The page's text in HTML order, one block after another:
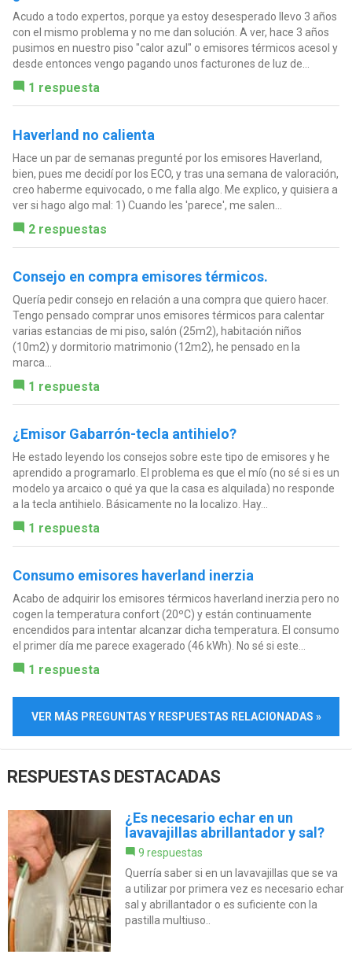
Acudo a todo expertos, porque ya estoy desesperado llevo 3 años
con el mismo problema y no me dan solución. A ver, hace 3 años
pusimos en nuestro piso "calor azul" o emisores térmicos acesol y
desde entonces vengo pagando unos facturones de luz de...
1 respuesta
Haverland no calienta
Hace un par de semanas pregunté por los emisores Haverland,
bien, pues me decidí por los ECO, y tras una semana de valoración,
creo haberme equivocado, o me falla algo. Me explico, y quisiera a
ver si hago algo mal: 1) Cuando les 'parece', me salen...
2 respuestas
Consejo en compra emisores térmicos.
Quería pedir consejo en relación a una compra que quiero hacer.
Tengo pensado comprar unos emisores térmicos para calentar
varias estancias de mi piso, salón (25m2), habitación niños
(10m2) y dormitorio matrimonio (12m2), he pensado en la
marca...
1 respuesta
¿Emisor Gabarrón-tecla antihielo?
He estado leyendo los consejos sobre este tipo de emisores y he
aprendido a programarlo. El problema es que el mío (no sé si es un
modelo ya arcaico o qué ya que la casa es alquilada) no responde
a la tecla antihielo. Básicamente no la localizo. Hay...
1 respuesta
Consumo emisores haverland inerzia
Acabo de adquirir los emisores térmicos haverland inerzia pero no
cogen la temperatura confort (20ºC) y están continuamente
encendidos para intentar alcanzar dicha temperatura. El consumo
el primer día me parece exagerado (46 kWh). No sé si este...
1 respuesta
VER MÁS PREGUNTAS Y RESPUESTAS RELACIONADAS »
RESPUESTAS DESTACADAS
¿Es necesario echar en un
lavavajillas abrillantador y sal?
9 respuestas
Querría saber si en un lavavajillas que se va
a utilizar por primera vez es necesario echar
sal y abrillantador o es suficiente con la
pastilla multiuso..